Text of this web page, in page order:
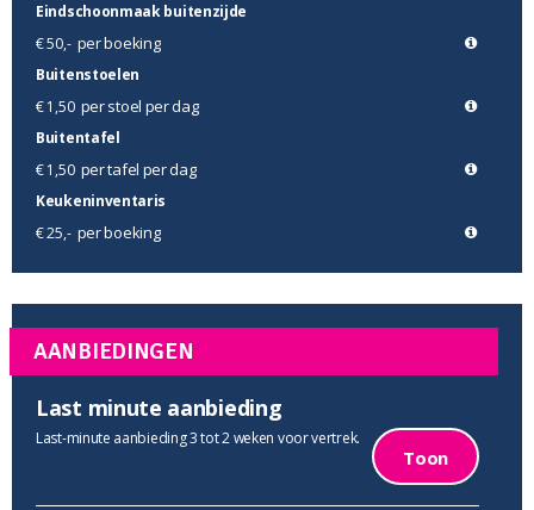
Eindschoonmaak buitenzijde
€ 50,- per boeking
Buitenstoelen
€ 1,50 per stoel per dag
Buitentafel
€ 1,50 per tafel per dag
Keukeninventaris
€ 25,- per boeking
AANBIEDINGEN
Last minute aanbieding
Last-minute aanbieding 3 tot 2 weken voor vertrek.
Toon